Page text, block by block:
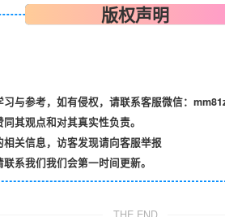
版权声明
与参考，如有侵权，请联系客服微信：
其观点和对其真实性负责。
关信息，访客发现请向客服举报
系我们我们会第一时间更新。